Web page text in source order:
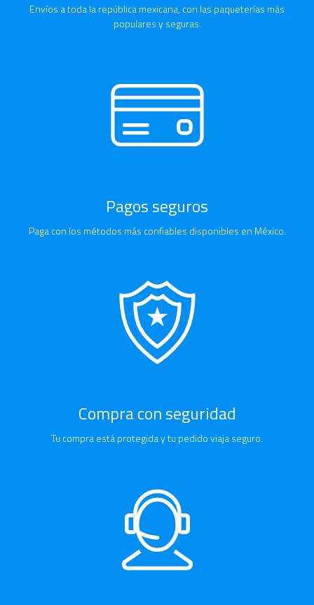
Envíos a toda la república mexicana, con las paqueterías más
populares y seguras.
Pagos seguros
Paga con los métodos más confiables disponibles en México.
Compra con seguridad
Tu compra está protegida y tu pedido viaja seguro.